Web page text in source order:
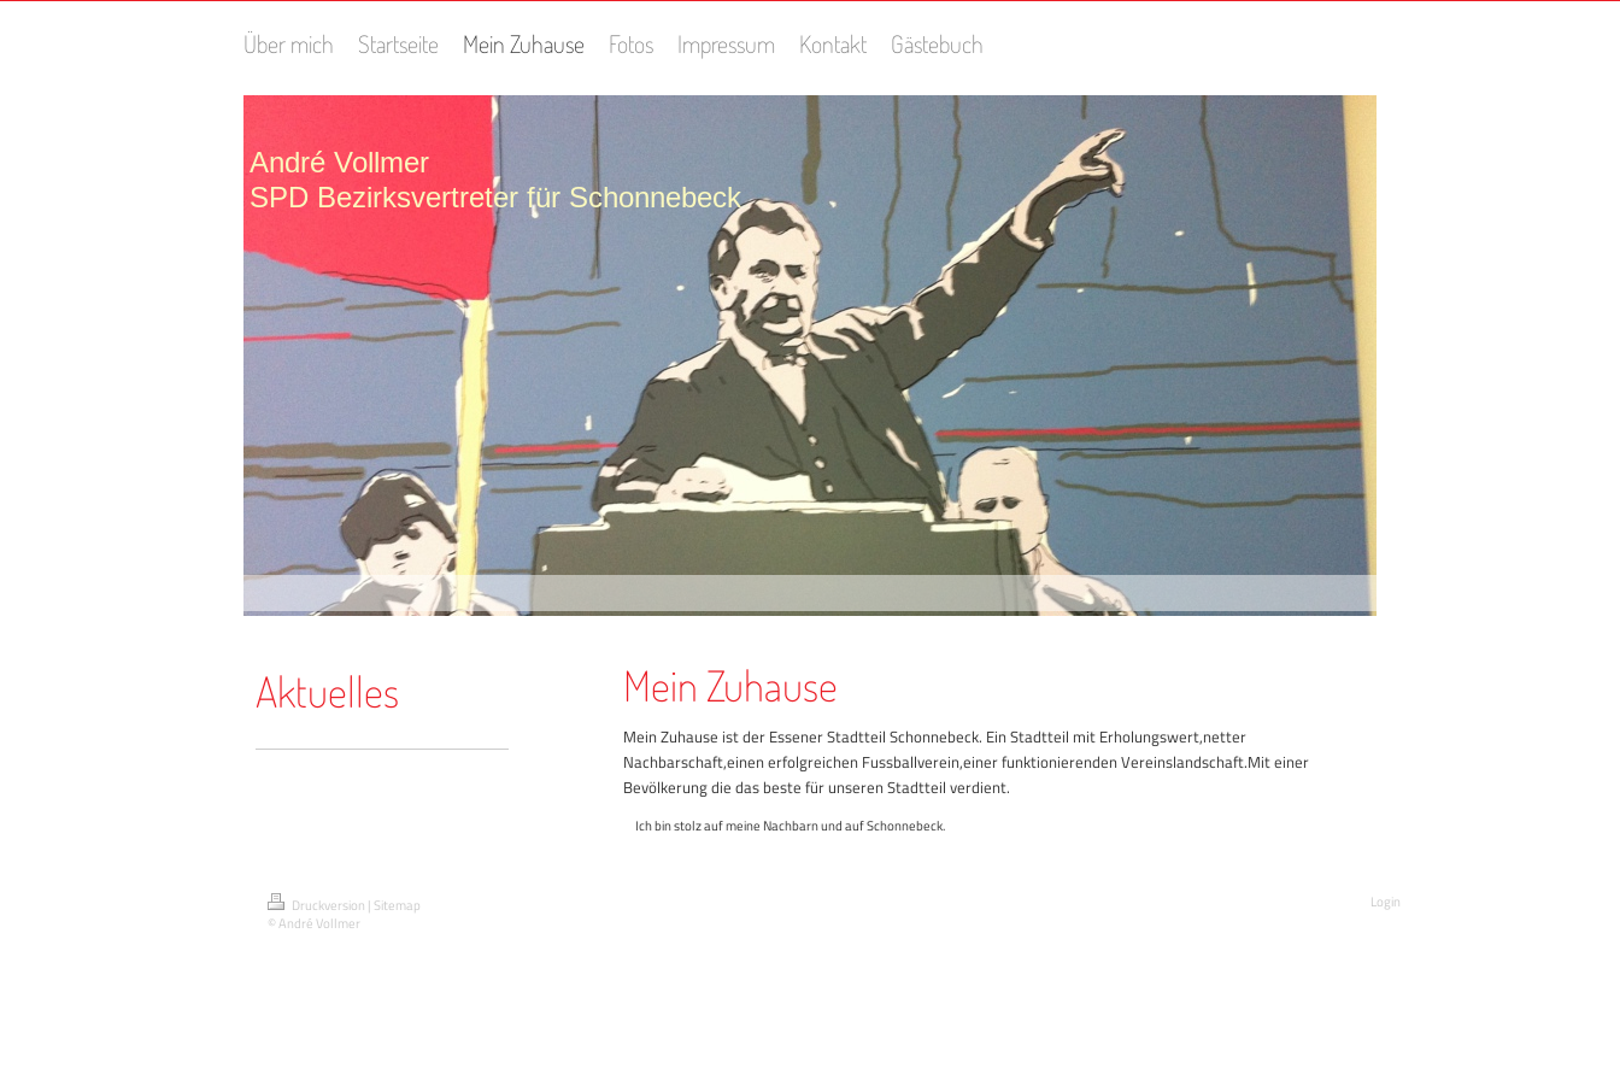
Über mich Startseite Mein Zuhause Fotos Impressum Kontakt Gästebuch
André Vollmer
SPD Bezirksvertreter für Schonnebeck
Aktuelles Mein Zuhause
Mein Zuhause ist der Essener Stadtteil Schonnebeck. Ein Stadtteil mit Erholungswert,netter
Nachbarschaft,einen erfolgreichen Fussballverein,einer funktionierenden Vereinslandschaft.Mit einer
Bevölkerung die das beste für unseren Stadtteil verdient.
Ich bin stolz auf meine Nachbarn und auf Schonnebeck.
Druckversion | Sitemap
© André Vollmer
Login